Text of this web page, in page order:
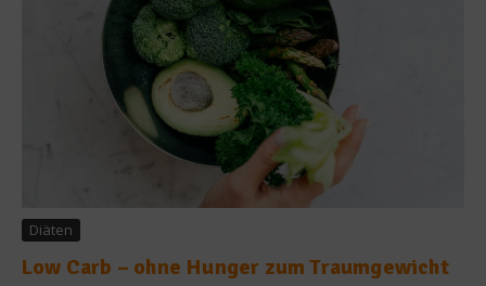
Diäten
Low Carb – ohne Hunger zum Traumgewicht